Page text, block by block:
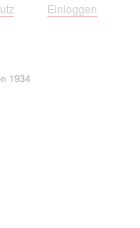
Einloggen
1934